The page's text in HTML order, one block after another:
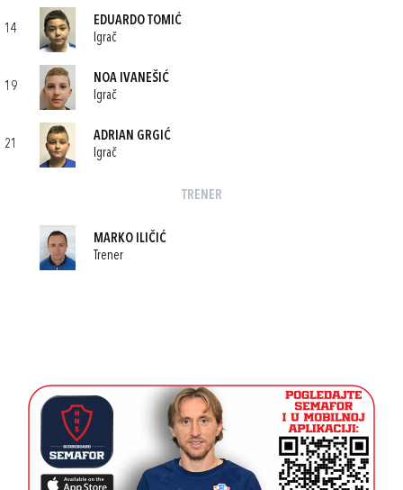
14
EDUARDO TOMIĆ
Igrač
19
NOA IVANEŠIĆ
Igrač
21
ADRIAN GRGIĆ
Igrač
TRENER
MARKO ILIČIĆ
Trener